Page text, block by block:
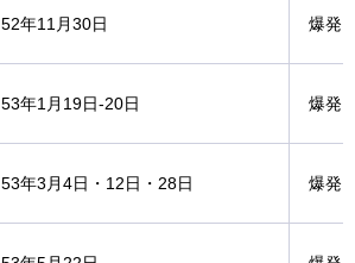
52年11月30日 爆発
53年1月19日-20日 爆発
53年3月4日・12日・28日 爆発